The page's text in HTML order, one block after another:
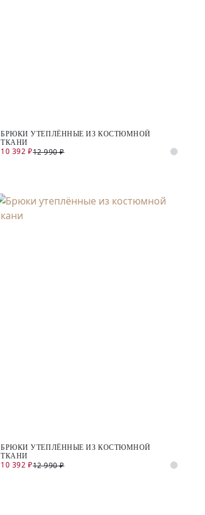
БРЮКИ УТЕПЛЁННЫЕ ИЗ КОСТЮМНОЙ
ТКАНИ
10 392 ₽12 990 ₽
БРЮКИ УТЕПЛЁННЫЕ ИЗ КОСТЮМНОЙ
ТКАНИ
10 392 ₽12 990 ₽